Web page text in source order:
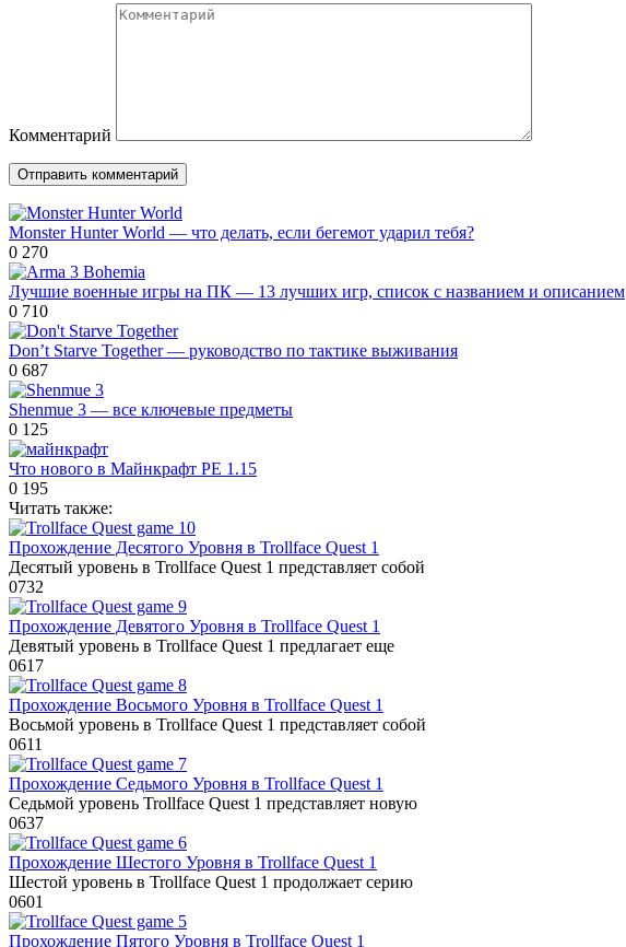
Комментарий
Monster Hunter World — что делать, если бегемот ударил тебя?
0 270
Лучшие военные игры на ПК — 13 лучших игр, список с названием и описанием
0 710
Don’t Starve Together — руководство по тактике выживания
0 687
Shenmue 3 — все ключевые предметы
0 125
Что нового в Майнкрафт PE 1.15
0 195
Читать также:
Прохождение Десятого Уровня в Trollface Quest 1
Десятый уровень в Trollface Quest 1 представляет собой
0732
Прохождение Девятого Уровня в Trollface Quest 1
Девятый уровень в Trollface Quest 1 предлагает еще
0617
Прохождение Восьмого Уровня в Trollface Quest 1
Восьмой уровень в Trollface Quest 1 представляет собой
0611
Прохождение Седьмого Уровня в Trollface Quest 1
Седьмой уровень Trollface Quest 1 представляет новую
0637
Прохождение Шестого Уровня в Trollface Quest 1
Шестой уровень в Trollface Quest 1 продолжает серию
0601
Прохождение Пятого Уровня в Trollface Quest 1